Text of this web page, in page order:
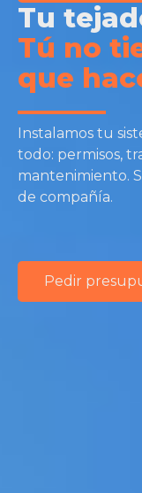
Tu
Tú no
que
Instalamos tu
todo: permisos,
mantenimiento.
de compañía.
Pedir